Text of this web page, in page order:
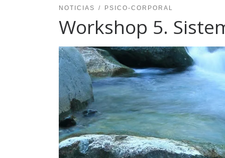
NOTICIAS PSICO-CORPORAL
Workshop 5.